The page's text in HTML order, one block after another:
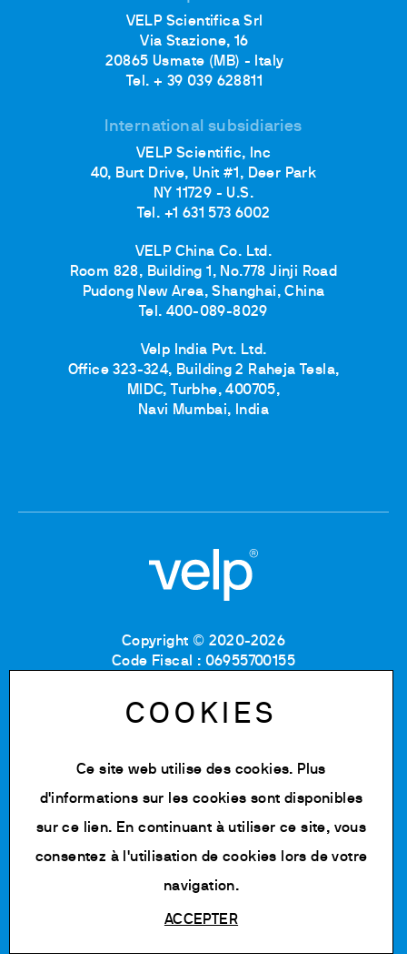
VELP Scientifica Srl
Via Stazione, 16
20865 Usmate (MB) - Italy
Tel. + 39 039 628811
International subsidiaries
VELP Scientific, Inc
40, Burt Drive, Unit #1, Deer Park
NY 11729 - U.S.
Tel. +1 631 573 6002
VELP China Co. Ltd.
Room 828, Building 1, No.778 Jinji Road
Pudong New Area, Shanghai, China
Tel. 400-089-8029
Velp India Pvt. Ltd.
Office 323-324, Building 2 Raheja Tesla,
MIDC, Turbhe, 400705,
Navi Mumbai, India
Copyright © 2020-2026
Code Fiscal : 06955700155
MB Registre du commerce et des sociétés :
06955700155
Capital social : 500 000,00 € e.v.
Politique de confidentialité
Cookie Policy
Conditions d'utilisation
COOKIES
Ce site web utilise des cookies. Plus
d'informations sur les cookies sont disponibles
surce lien. En continuant à utiliser ce site, vous
consentez à l'utilisation de cookies lors de votre
navigation.
ACCEPTER
Powered by Siglacom